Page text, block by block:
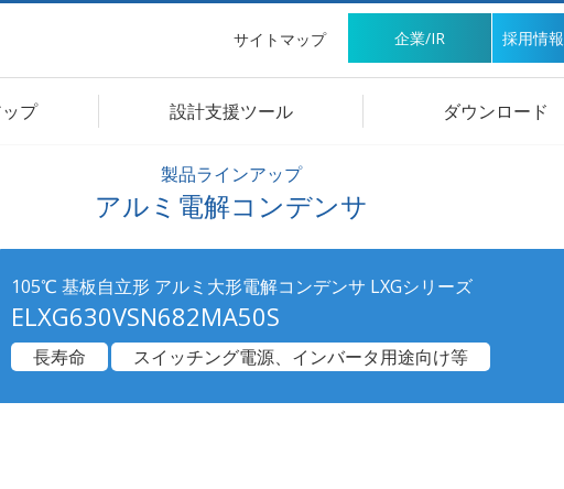
サイトマップ 企業/IR 採用情報
プ 設計支援ツール ダウンロード
製品ラインアップ
アルミ電解コンデンサ
105℃ 基板自立形 アルミ大形電解コンデンサ LXGシリーズ
ELXG630VSN682MA50S
長寿命
スイッチング電源、インバータ用途向け等